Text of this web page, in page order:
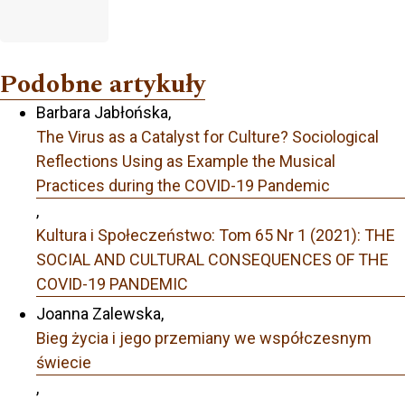
Podobne artykuły
Barbara Jabłońska,
The Virus as a Catalyst for Culture? Sociological
Reflections Using as Example the Musical
Practices during the COVID-19 Pandemic
,
Kultura i Społeczeństwo: Tom 65 Nr 1 (2021): THE
SOCIAL AND CULTURAL CONSEQUENCES OF THE
COVID-19 PANDEMIC
Joanna Zalewska,
Bieg życia i jego przemiany we współczesnym
świecie
,